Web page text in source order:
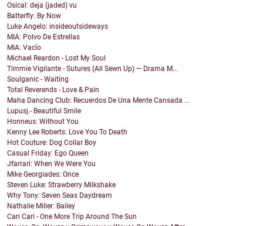
Osical: deja (jaded) vu
Batterfly: By Now
Luke Angelo: insideoutsideways
MIA: Polvo De Estrellas
MIA: Vacío
Michael Reardon - Lost My Soul
Timmie Vigilante - Sutures (All Sewn Up) — Drama M...
Soulganic - Waiting
Total Reverends - Love & Pain
Maha Dancing Club: Recuerdos De Una Mente Cansada ...
Lupusj.- Beautiful Smile
Honneus: Without You
Kenny Lee Roberts: Love You To Death
Hot Couture: Dog Collar Boy
Casual Friday: Ego Queen
Jfarrari: When We Were You
Mike Georgiades: Once
Steven Luke: Strawberry Milkshake
Why Tony: Seven Seas Daydream
Nathalie Miller: Bailey
Cari Cari - One More Trip Around The Sun